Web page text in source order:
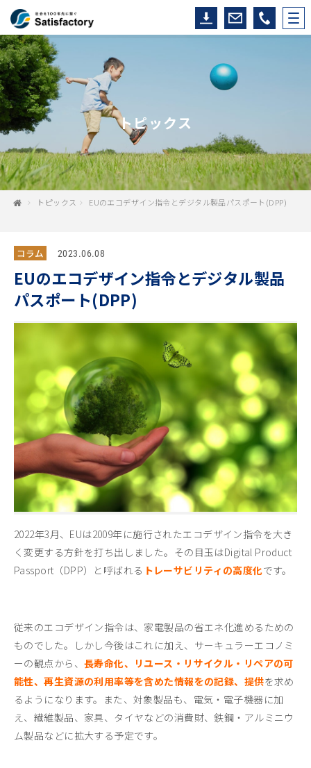
トピックス
トピックス EUのエコデザイン指令とデジタル製品パスポート(DPP)
コラム 2023.06.08
EUのエコデザイン指令とデジタル製品
パスポート(DPP)
2022年3月、EUは2009年に施行されたエコデザイン指令を大き
く変更する方針を打ち出しました。その目玉はDigital Product
Passport（DPP）と呼ばれる トレーサビリティの高度化です。
従来のエコデザイン指令は、家電製品の省エネ化進めるための
ものでした。しかし今後はこれに加え、サーキュラーエコノミ
ーの観点から、 長寿命化、リユース・リサイクル・リペアの可
能性、再生資源の利用率等を含めた情報をの記録、提供を求め
るようになります。また、対象製品も、電気・電子機器に加
え、繊維製品、家具、タイヤなどの消費財、鉄鋼・アルミニウ
ム製品などに拡大する予定です。